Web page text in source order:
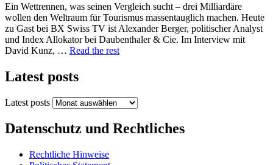
Ein Wettrennen, was seinen Vergleich sucht – drei Milliardäre
wollen den Weltraum für Tourismus massentauglich machen. Heute
zu Gast bei BX Swiss TV ist Alexander Berger, politischer Analyst
und Index Allokator bei Daubenthaler & Cie. Im Interview mit
David Kunz, … Read the rest
Latest posts
Latest posts
Datenschutz und Rechtliches
Rechtliche Hinweise